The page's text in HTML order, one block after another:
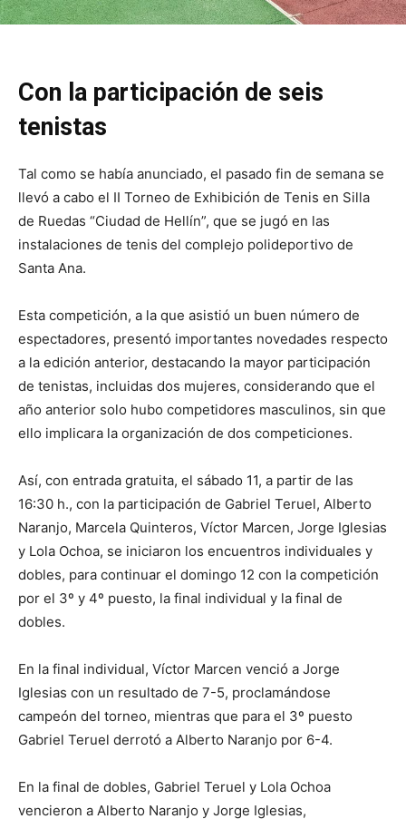
Con la participación de seis
tenistas
Tal como se había anunciado, el pasado fin de semana se
llevó a cabo el II Torneo de Exhibición de Tenis en Silla
de Ruedas “Ciudad de Hellín”, que se jugó en las
instalaciones de tenis del complejo polideportivo de
Santa Ana.
Esta competición, a la que asistió un buen número de
espectadores, presentó importantes novedades respecto
a la edición anterior, destacando la mayor participación
de tenistas, incluidas dos mujeres, considerando que el
año anterior solo hubo competidores masculinos, sin que
ello implicara la organización de dos competiciones.
Así, con entrada gratuita, el sábado 11, a partir de las
16:30 h., con la participación de Gabriel Teruel, Alberto
Naranjo, Marcela Quinteros, Víctor Marcen, Jorge Iglesias
y Lola Ochoa, se iniciaron los encuentros individuales y
dobles, para continuar el domingo 12 con la competición
por el 3º y 4º puesto, la final individual y la final de
dobles.
En la final individual, Víctor Marcen venció a Jorge
Iglesias con un resultado de 7-5, proclamándose
campeón del torneo, mientras que para el 3º puesto
Gabriel Teruel derrotó a Alberto Naranjo por 6-4.
En la final de dobles, Gabriel Teruel y Lola Ochoa
vencieron a Alberto Naranjo y Jorge Iglesias,